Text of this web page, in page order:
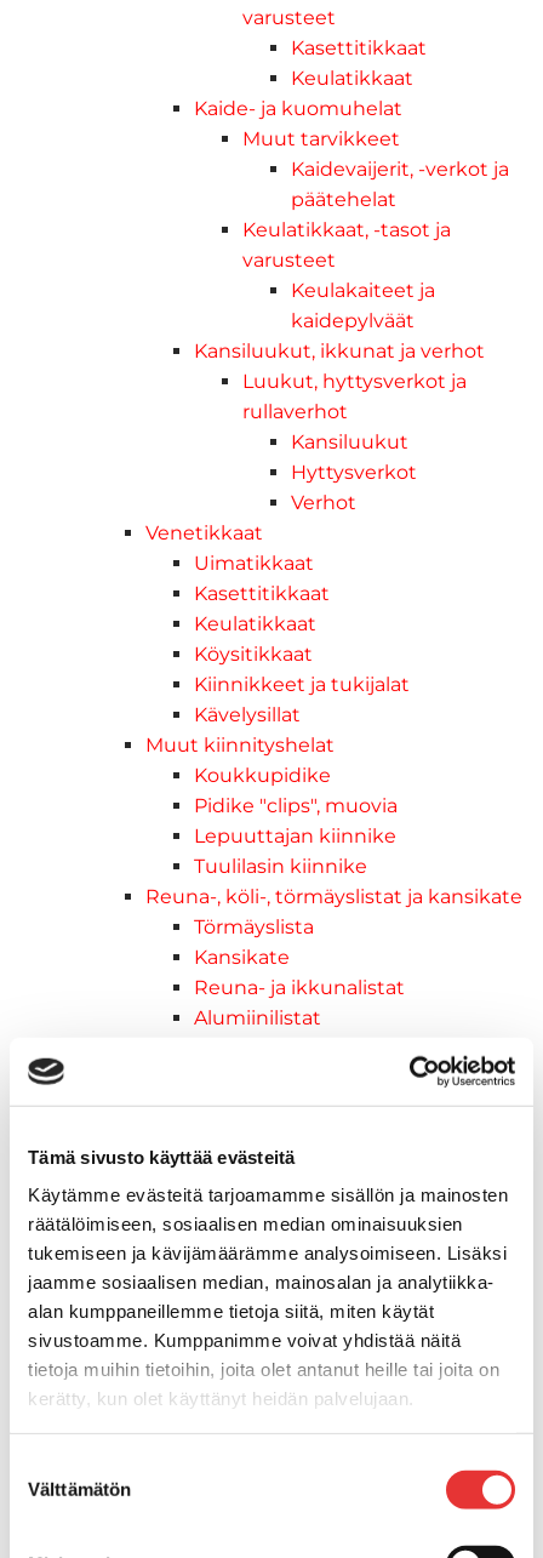
Tämä sivusto käyttää evästeitä
Käytämme evästeitä tarjoamamme sisällön ja mainosten
räätälöimiseen, sosiaalisen median ominaisuuksien
tukemiseen ja kävijämäärämme analysoimiseen. Lisäksi
jaamme sosiaalisen median, mainosalan ja analytiikka-
alan kumppaneillemme tietoja siitä, miten käytät
sivustoamme. Kumppanimme voivat yhdistää näitä
tietoja muihin tietoihin, joita olet antanut heille tai joita on
kerätty, kun olet käyttänyt heidän palvelujaan.
valinta
Välttämätön
varusteet
Kasettitikkaat
Keulatikkaat
Kaide- ja kuomuhelat
Muut tarvikkeet
Kaidevaijerit, -verkot ja
päätehelat
Keulatikkaat, -tasot ja
varusteet
Keulakaiteet ja
kaidepylväät
Kansiluukut, ikkunat ja verhot
Luukut, hyttysverkot ja
rullaverhot
Kansiluukut
Hyttysverkot
Verhot
Venetikkaat
Uimatikkaat
Kasettitikkaat
Keulatikkaat
Köysitikkaat
Kiinnikkeet ja tukijalat
Kävelysillat
Muut kiinnityshelat
Koukkupidike
Pidike "clips", muovia
Lepuuttajan kiinnike
Tuulilasin kiinnike
Reuna-, köli-, törmäyslistat ja kansikate
Törmäyslista
Kansikate
Reuna- ja ikkunalistat
Alumiinilistat
SUP-laudan telineet
Askelmat
Kuljetusramppien tarvikkeet
Kädensija, metallia
Taavetit
Venetuolit ja -tuolinjalat
Liukukoneistot
Tuolinjalat
Tuolit
Venetuolit
Veneen kiinnitys